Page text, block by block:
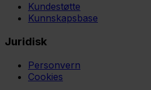
Kundestøtte
Kunnskapsbase
Juridisk
Personvern
Cookies